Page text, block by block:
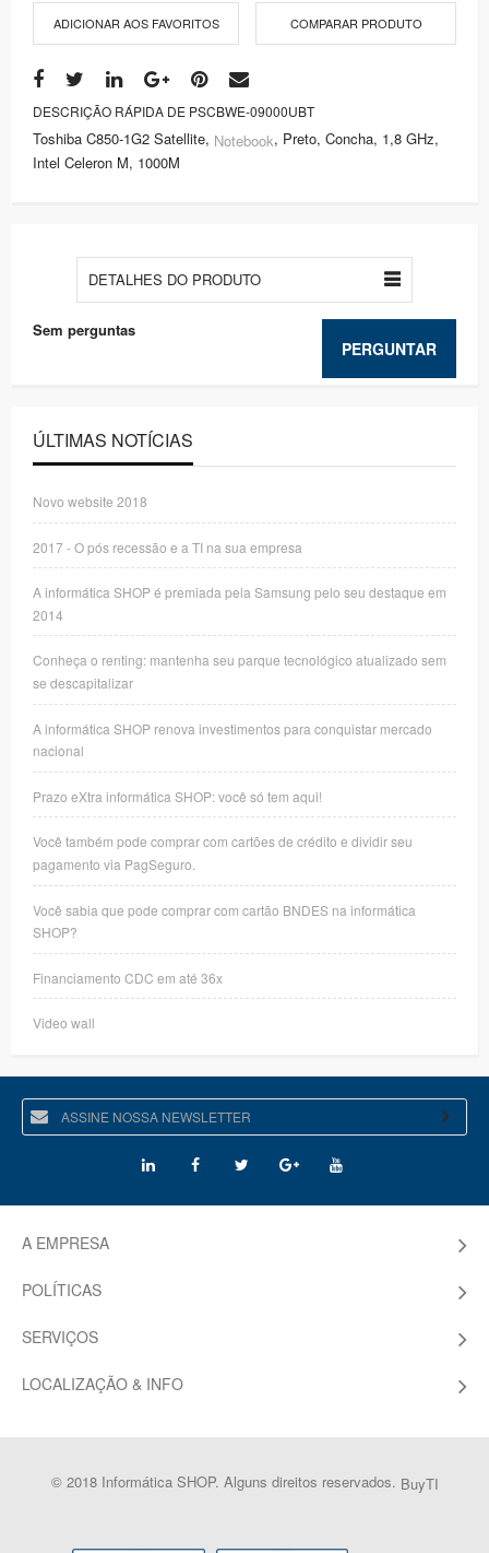
ADICIONAR AOS FAVORITOS COMPARAR PRODUTO
DESCRIÇÃO RÁPIDA DE PSCBWE-09000UBT
Toshiba C850-1G2 Satellite, Notebook, Preto, Concha, 1,8 GHz,
Intel Celeron M, 1000M
DETALHES DO PRODUTO
PERGUNTAR
Sem perguntas
ÚLTIMAS NOTÍCIAS
Novo website 2018
2017 - O pós recessão e a TI na sua empresa
A informática SHOP é premiada pela Samsung pelo seu destaque em
2014
Conheça o renting: mantenha seu parque tecnológico atualizado sem
se descapitalizar
A informática SHOP renova investimentos para conquistar mercado
nacional
Prazo eXtra informática SHOP: você só tem aqui!
Você também pode comprar com cartões de crédito e dividir seu
pagamento via PagSeguro.
Você sabia que pode comprar com cartão BNDES na informática
SHOP?
Financiamento CDC em até 36x
Video wall
A EMPRESA
POLÍTICAS
SERVIÇOS
LOCALIZAÇÃO & INFO
© 2018 Informática SHOP. Alguns direitos reservados. BuyTI